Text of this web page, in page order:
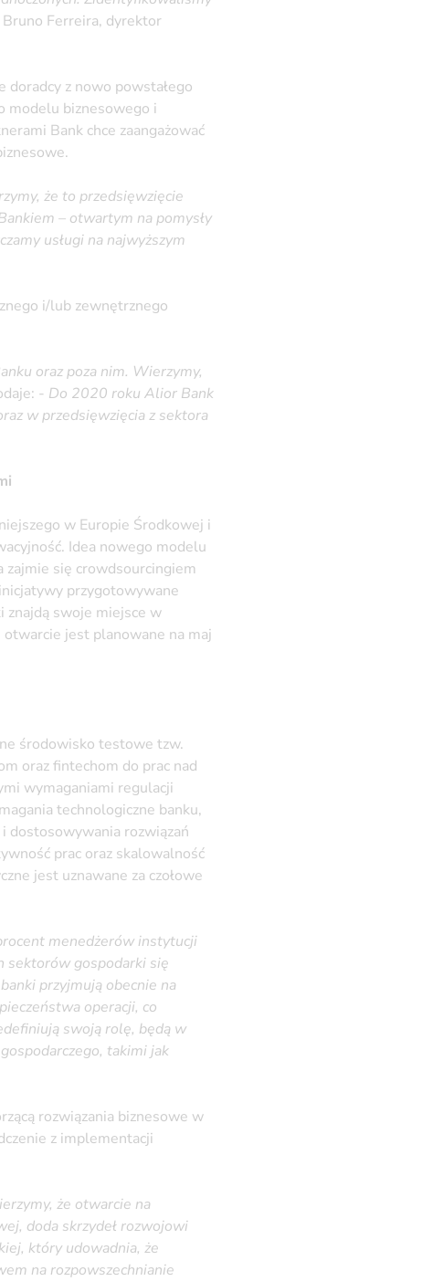
Ferreira, dyrektor
doradcy z nowo powstałego
modelu biznesowego i
Bank chce zaangażować
że to przedsięwzięcie
– otwartym na pomysły
usługi na najwyższym
i/lub zewnętrznego
oraz poza nim. Wierzymy,
- Do 2020 roku Alior Bank
w przedsięwzięcia z sektora
w Europie Środkowej i
Idea nowego modelu
się crowdsourcingiem
przygotowywane
swoje miejsce w
jest planowane na maj
środowisko testowe tzw.
oraz fintechom do prac nad
wymaganiami regulacji
technologiczne banku,
dostosowywania rozwiązań
prac oraz skalowalność
jest uznawane za czołowe
menedżerów instytucji
sektorów gospodarki się
przyjmują obecnie na
operacji, co
swoją rolę, będą w
takimi jak
rozwiązania biznesowe w
z implementacji
że otwarcie na
doda skrzydeł rozwojowi
który udowadnia, że
na rozpowszechnianie